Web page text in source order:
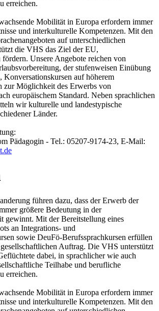
erreichen.
Mobilität in Europa erfordern immer
und interkulturelle Kompetenzen. Mit den
auf unterschiedlichen
die VHS das Ziel der EU,
Unsere Angebote reichen von
der stufenweisen Einübung
Konversationskursen auf höherem
zur Möglichkeit des Erwerbs von
europäischem Standard. Neben sprachlichen
wir kulturelle und landestypische
Länder.
Pädagogin - Tel.: 05207-9174-23, E-Mail:
führen dazu, dass der Erwerb der
größere Bedeutung in der
gewinnt. Mit der Bereitstellung eines
an Integrations- und
sowie DeuFö-Berufssprachkursen erfüllen
Auftrag. Die VHS unterstützt
dabei, in sprachlicher wie auch
Teilhabe und berufliche
erreichen.
Mobilität in Europa erfordern immer
und interkulturelle Kompetenzen. Mit den